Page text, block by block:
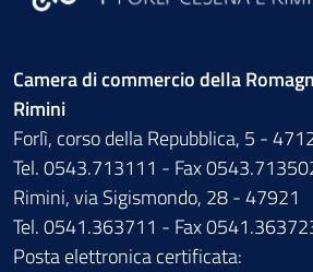
Camera di commercio della
Rimini
Forlì, corso della Repubblica, 5 -
Tel. 0543.713111 - Fax
Rimini, via Sigismondo, 28 - 47921
Tel. 0541.363711 - Fax
Posta elettronica certificata: